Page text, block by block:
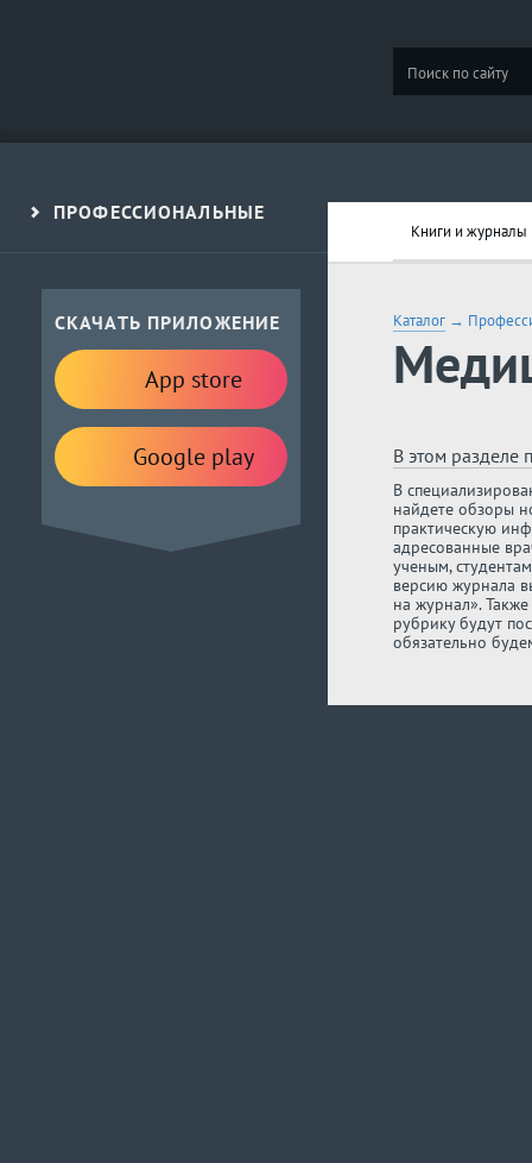
ПРОФЕССИОНАЛЬНЫЕ
СКАЧАТЬ ПРИЛОЖЕНИЕ
App store
Google play
Книги и журналы
Каталог →
В этом разделе
В
найдете обзоры
практическую
адресованные
ученым,
версию журнала
на журнал».
рубрику будут
обязательно